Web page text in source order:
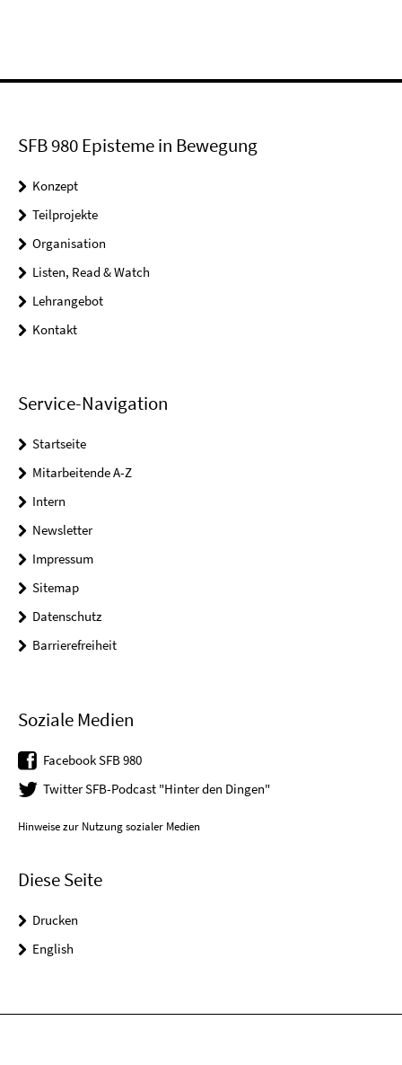
SFB 980 Episteme in Bewegung
Konzept
Teilprojekte
Organisation
Listen, Read & Watch
Lehrangebot
Kontakt
Service-Navigation
Startseite
Mitarbeitende A-Z
Intern
Newsletter
Impressum
Sitemap
Datenschutz
Barrierefreiheit
Soziale Medien
Facebook SFB 980
Twitter SFB-Podcast "Hinter den Dingen"
Hinweise zur Nutzung sozialer Medien
Diese Seite
Drucken
English